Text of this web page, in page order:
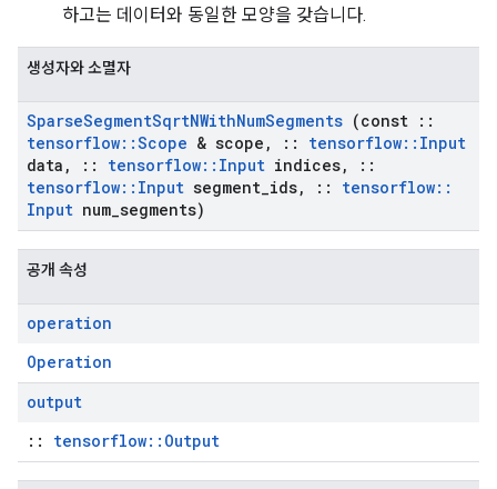
하고는 데이터와 동일한 모양을 갖습니다.
생성자와 소멸자
SparseSegmentSqrtNWithNumSegments (const ::
tensorflow::Scope & scope , :: tensorflow:: Input
data , :: tensorflow:: Input indices,
::
tensorflow:: Input segment ids, :: tensorflow::
Input num segments)
공개 속성
operation
Operation
output
:: tensorflow::Output